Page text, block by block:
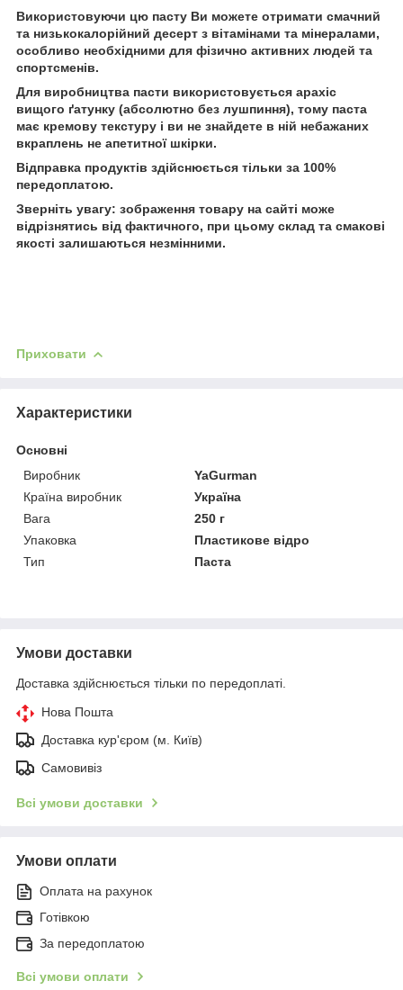
Використовуючи цю пасту Ви можете отримати смачний
та низькокалорійний десерт з вітамінами та мінералами,
особливо необхідними для фізично активних людей та
спортсменів.
Для виробництва пасти використовується арахіс
вищого ґатунку (абсолютно без лушпиння), тому паста
має кремову текстуру і ви не знайдете в ній небажаних
вкраплень не апетитної шкірки.
Відправка продуктів здійснюється тільки за 100%
передоплатою.
Зверніть увагу: зображення товару на сайті може
відрізнятись від фактичного, при цьому склад та смакові
якості залишаються незмінними.
Приховати
Характеристики
Основні
Виробник
YaGurman
Країна виробник
Україна
Вага
250 г
Упаковка
Пластикове відро
Тип
Паста
Умови доставки
Доставка здійснюється тільки по передоплаті.
Нова Пошта
Доставка кур'єром (м. Київ)
Самовивіз
Всі умови доставки
Умови оплати
Оплата на рахунок
Готівкою
За передоплатою
Всі умови оплати